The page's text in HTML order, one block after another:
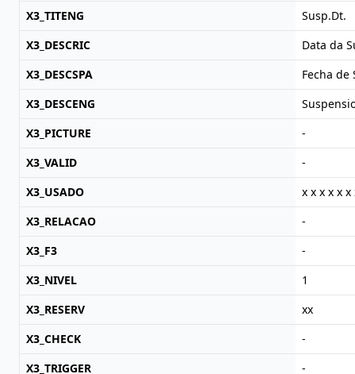
X3_TITENG
Susp.Dt.
X3_DESCRIC
Data da
X3_DESCSPA
Fecha de
X3_DESCENG
X3_PICTURE
-
X3_VALID
-
X3_USADO
x x x x x x
X3_RELACAO
-
X3_F3
-
X3_NIVEL
1
X3_RESERV
xx
X3_CHECK
-
X3_TRIGGER
-